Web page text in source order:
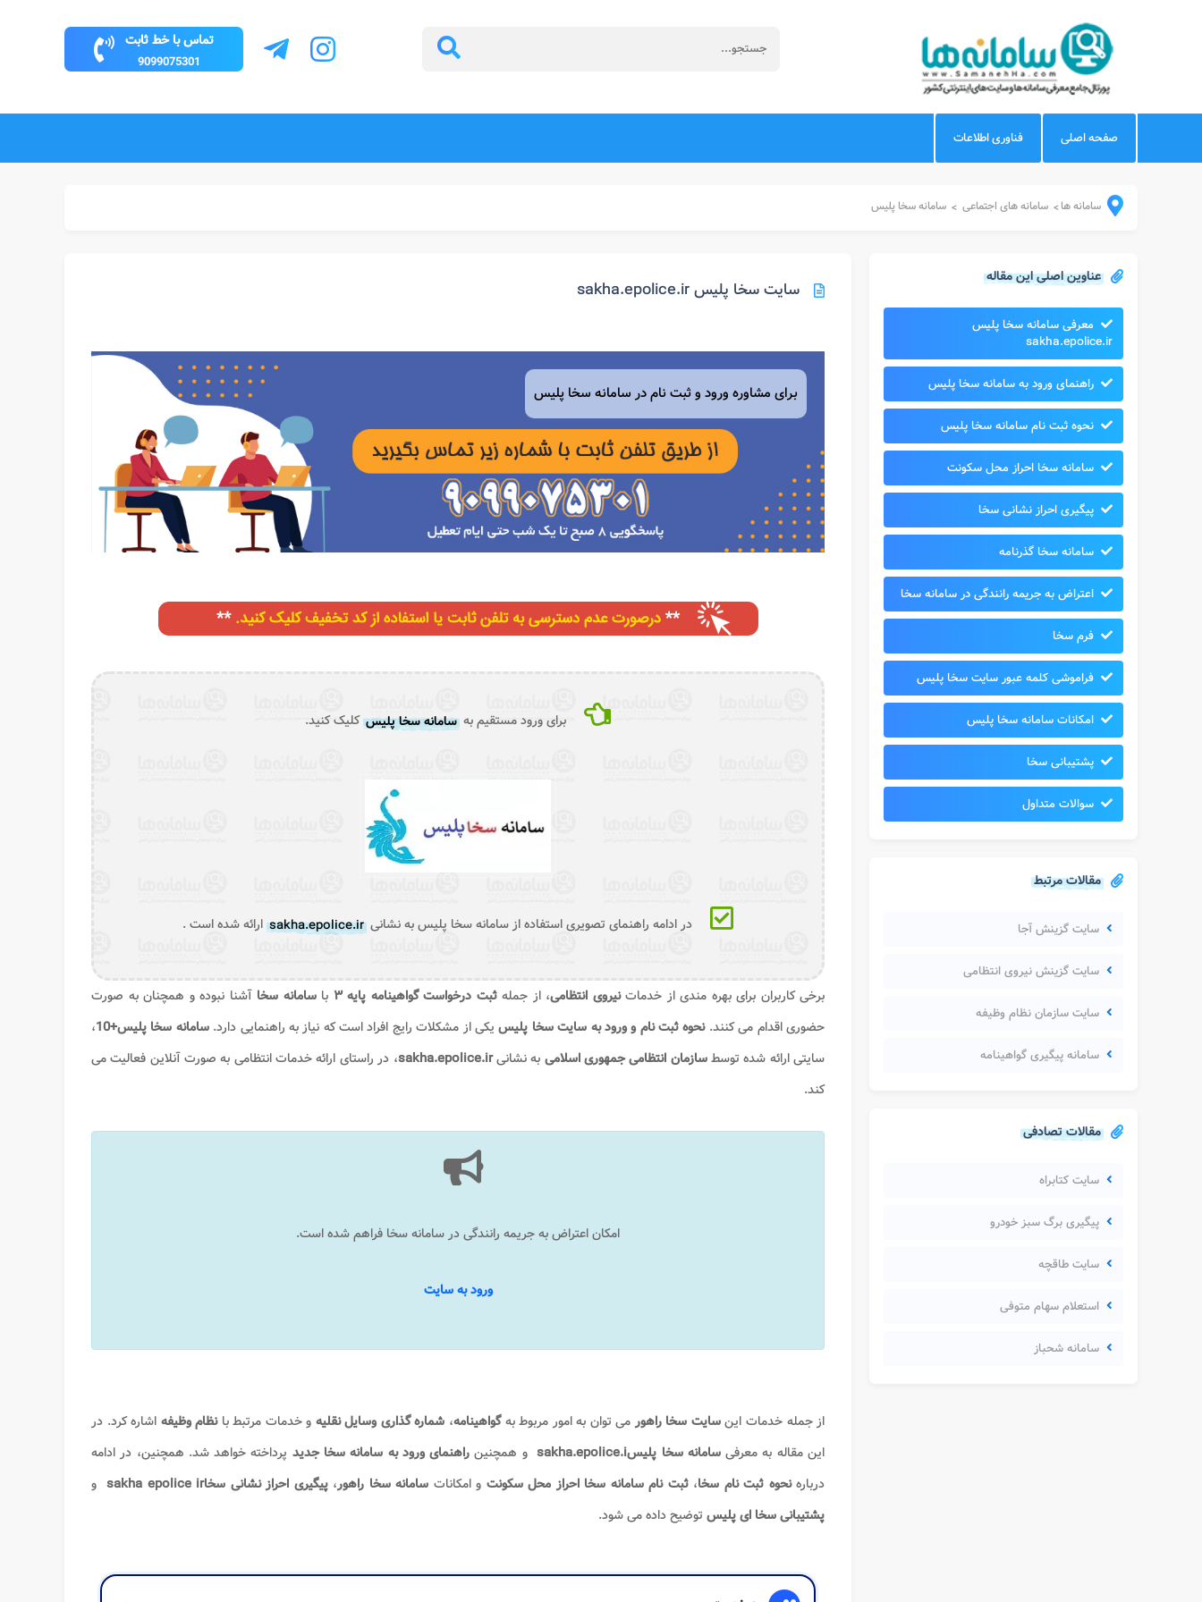
تماس با خط ثابت
9099075301
صفحه اصلی فناوری اطلاعات
سامانه ها> سامانه های اجتماعی > سامانه سخا پلیس
عناوین اصلی این مقاله
معرفی سامانه سخا پلیس
sakha.epolice.ir
راهنمای ورود به سامانه سخا پلیس
نحوه ثبت نام سامانه سخا پلیس
سامانه سخا احراز محل سکونت
پیگیری احراز نشانی سخا
سامانه سخا گذرنامه
اعتراض به جریمه رانندگی در سامانه سخا
فرم سخا
فراموشی کلمه عبور سایت سخا پلیس
امکانات سامانه سخا پلیس
پشتیبانی سخا
سوالات متداول
مقالات مرتبط
سایت گزینش آجا
سایت گزینش نیروی انتظامی
سایت سازمان نظام وظیفه
سامانه پیگیری گواهینامه
مقالات تصادفی
سایت کتابراه
پیگیری برگ سبز خودرو
سایت طاقچه
استعلام سهام متوفی
سامانه شحباز
سایت سخا پلیس sakha.epolice.ir
برای مشاوره ورود و ثبت نام در سامانه سخا پلیس
برای ورود مستقیم بهسامانه سخا پلیسکلیک کنید.
در ادامه راهنمای تصویری استفاده از سامانه سخا پلیس به نشانیsakha.epolice.irارائه شده است .
برخی کاربران برای بهره مندی از خدماتنیروی انتظامی، از جملهثبت درخواست گواهینامه پایه۳ باسامانه سخا آشنا نبوده و همچنان به صورت
حضوری اقدام می کنند.نحوه ثبت نام و ورود به سایت سخا پلیسیکی از مشکلات رایج افراد است که نیاز به راهنمایی دارد. سامانه سخا پلیس+10
،
سایتی ارائه شده توسطسازمان انتظامی جمهوری اسلامی به نشانیsakha.epolice.ir، در راستای ارائه خدمات انتظامی به صورت آنلاین فعالیت می
کند.
امکان اعتراض به جریمه رانندگی در سامانه سخا فراهم شده است.
ورود به سایت
از جمله خدمات اینسایت سخا راهورمی توان به امور مربوط بهگواهینامه، شماره گذاری وسایل نقلیه و خدمات مرتبط بانظام وظیفه اشاره کرد. در
این مقاله به معرفیسامانه سخا پلیسsakha.epolice.i و همچنین راهنمای ورود به سامانه سخا جدید پرداخته خواهد شد. همچنین، در ادامه
دربارهنحوه ثبت نام سخا،ثبت نام سامانه سخا احراز محل سکونت و امکانات سامانه سخا راهور،پیگیری احراز نشانی سخاsakha epolice ir و
پشتیبانی سخا ای پلیس توضیح داده می شود.